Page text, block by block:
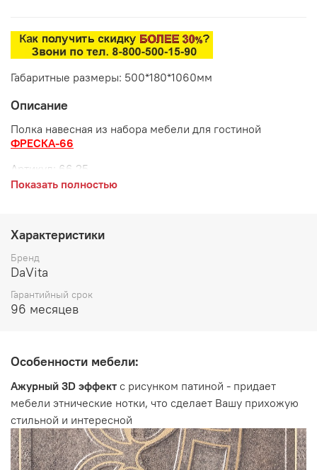
Габаритные размеры: 500*180*1060мм
Описание
Полка навесная из набора мебели для гостиной
ФРЕСКА-66
Артикул: 66.25
глубина 180 мм
высота 1060 мм
Показать полностью
Характеристики
Бренд
DaVita
Гарантийный срок
96 месяцев
Особенности мебели:
Ажурный 3D эффект с рисунком патиной - придает
мебели этнические нотки, что сделает Вашу прихожую
стильной и интересной